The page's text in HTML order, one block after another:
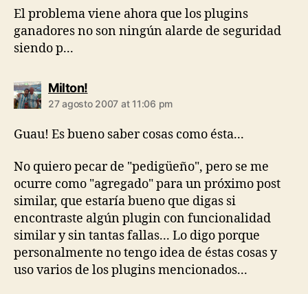
El problema viene ahora que los plugins
ganadores no son ningún alarde de seguridad
siendo p...
Milton!says:
27 agosto 2007 at 11:06 pm
Guau! Es bueno saber cosas como ésta...
No quiero pecar de "pedigüeño", pero se me
ocurre como "agregado" para un próximo post
similar, que estaría bueno que digas si
encontraste algún plugin con funcionalidad
similar y sin tantas fallas... Lo digo porque
personalmente no tengo idea de éstas cosas y
uso varios de los plugins mencionados...